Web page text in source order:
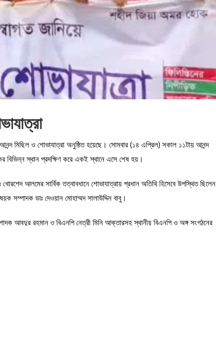
মিছিল ও শোভাযাত্রা অনুষ্ঠিত হয়েছে। সোমবার (১৪ এপ্রিল) সকাল ১১টায় আনন্দ
বিভিন্ন স্থান প্রদক্ষিণ করে একই স্থানে এসে শেষ হয়।
আলমের সার্বিক তত্বাবধানে শোভাযাত্রায় প্রধান অতিথি হিসেবে উপস্থিত ছিলেন
সম্পাদক ডাঃ দেওয়ান মোহাম্মদ সালাউদ্দিন বাবু।
আবদুর রহমান ও বিএনপি নেত্রী মিনি আক্তারসহ স্থানীয় বিএনপি ও অঙ্গ সংগঠনের